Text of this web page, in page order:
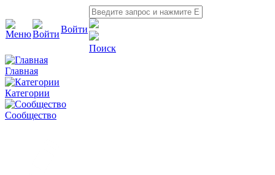
Войти
Поиск
Главная
Категории
Сообщество